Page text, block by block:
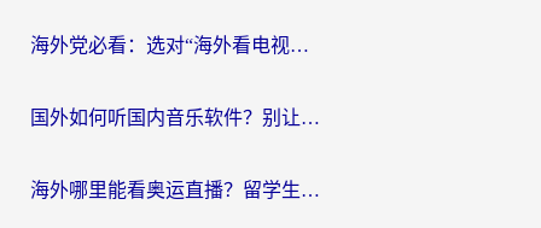
海外党必看：选对“海外看电视剧软件”，再也不用愁国内剧刷不了
国外如何听国内音乐软件？别让地域限制，断了你的中文歌单
海外哪里能看奥运直播？留学生&海外华人必看的体育赛事观赛终极指南